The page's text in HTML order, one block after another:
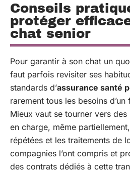
Conseils
protéger
chat senior
Pour garantir à son chat un
faut parfois revisiter ses
standards d’assurance santé
rarement tous les besoins
Mieux vaut se tourner vers
en charge, même
répétées et les traitements de
compagnies l’ont compris et
des contrats dédiés à cette